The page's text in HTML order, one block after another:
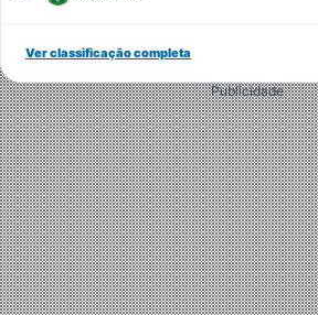
Ver classificação completa
Publicidade